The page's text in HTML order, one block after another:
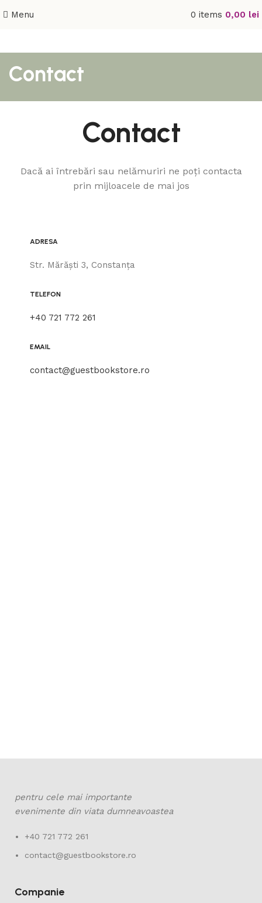
Menu 0 items 0,00 lei
Contact
Contact
Dacă ai întrebări sau nelămuriri ne poți contacta
prin mijloacele de mai jos
ADRESA
Str. Mărăști 3, Constanța
TELEFON
+40 721 772 261
EMAIL
contact@guestbookstore.ro
pentru cele mai importante
evenimente din viata dumneavoastea
+40 721 772 261
contact@guestbookstore.ro
Companie